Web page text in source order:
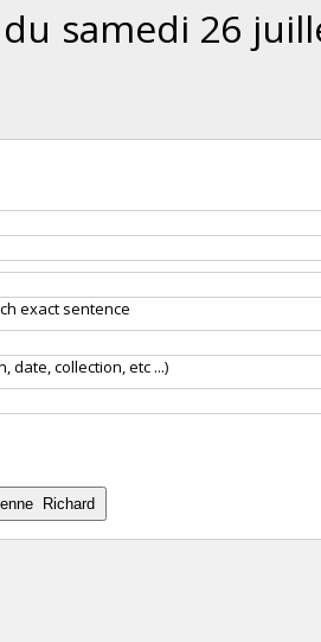
samedi 26
exact sentence
date, collection, etc ...)